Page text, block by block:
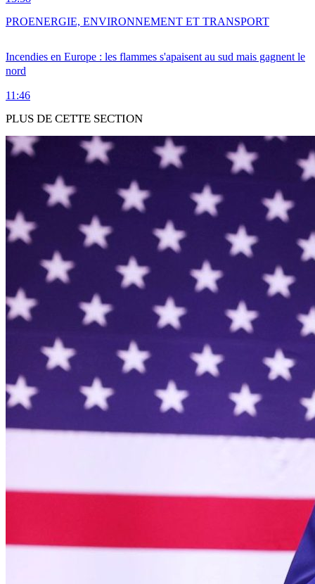
Incendies en Europe : les flammes s'apaisent au sud mais gagnent le
nord
11:46
PROENERGIE, ENVIRONNEMENT ET TRANSPORT
PLUS DE CETTE SECTION